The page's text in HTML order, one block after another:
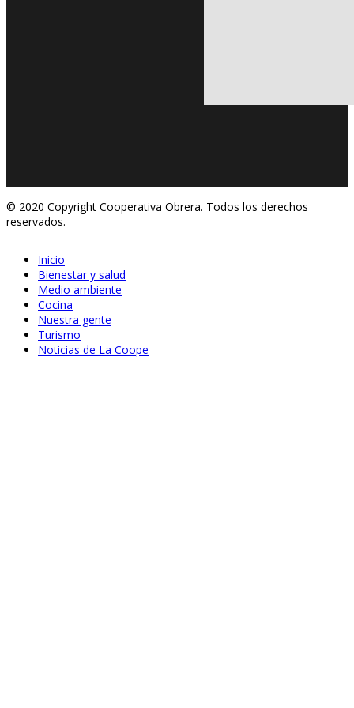
© 2020 Copyright Cooperativa Obrera. Todos los derechos
reservados.
Inicio
Bienestar y salud
Medio ambiente
Cocina
Nuestra gente
Turismo
Noticias de La Coope